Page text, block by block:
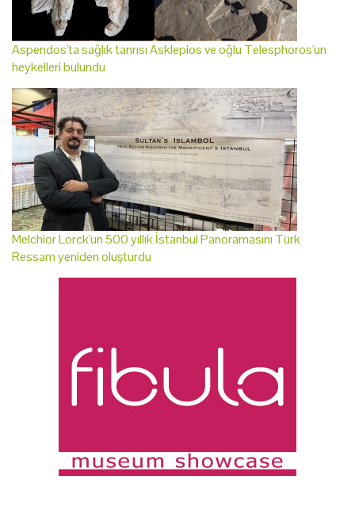
Aspendos'ta sağlık tanrısı Asklepios ve oğlu Telesphoros'un
heykelleri bulundu
Melchior Lorck'un 500 yıllık İstanbul Panoramasını Türk
Ressam yeniden oluşturdu